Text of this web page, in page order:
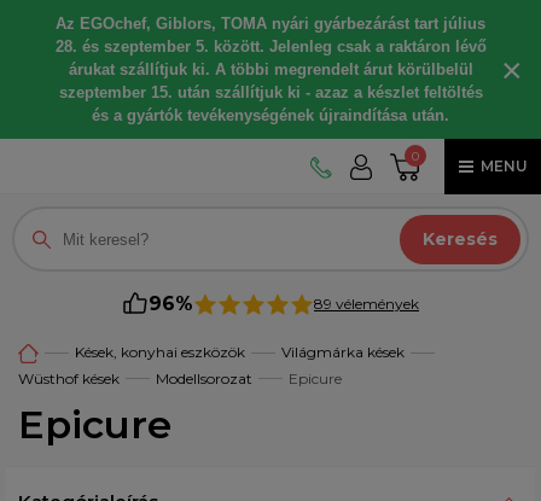
Az EGOchef, Giblors, TOMA nyári gyárbezárást tart július
28. és szeptember 5. között. Jelenleg csak a raktáron lévő
árukat szállítjuk ki. A többi megrendelt árut körülbelül
szeptember 15. után szállítjuk ki - azaz a készlet feltöltés
és a gyártók tevékenységének újraindítása után.
×
0
MENU
Keresés
96% 89 vélemények
Kések, konyhai eszközök
Világmárka kések
Wüsthof kések
Modellsorozat Epicure
Epicure